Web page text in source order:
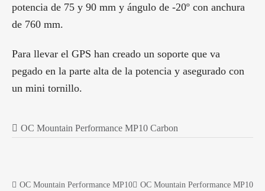
potencia de 75 y 90 mm y ángulo de -20º con anchura
de 760 mm.
Para llevar el GPS han creado un soporte que va
pegado en la parte alta de la potencia y asegurado con
un mini tornillo.
OC Mountain Performance MP10 Carbon
OC Mountain Performance MP10
OC Mountain Performance MP10